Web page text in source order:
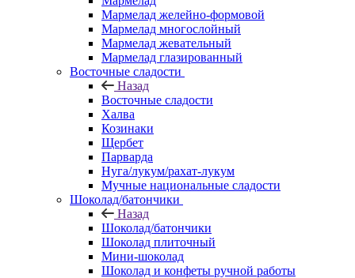
Мармелад желейно-формовой
Мармелад многослойный
Мармелад жевательный
Мармелад глазированный
Восточные сладости
Назад
Восточные сладости
Халва
Козинаки
Щербет
Парварда
Нуга/лукум/рахат-лукум
Мучные национальные сладости
Шоколад/батончики
Назад
Шоколад/батончики
Шоколад плиточный
Мини-шоколад
Шоколад и конфеты ручной работы